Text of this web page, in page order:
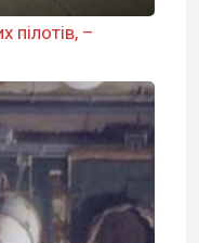
пілотів, –